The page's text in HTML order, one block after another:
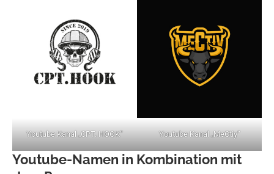
Youtube Kanal „CPT. HOOK“ Youtube Kanal „MeCtiy“
Youtube-Namen in Kombination mit